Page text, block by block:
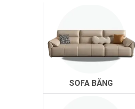
Ghế sofa gỗ mang
Nhắc đến giá trị của
Đầu tiên đây chính là
Khi đó phòng khách
SOFA BĂNG